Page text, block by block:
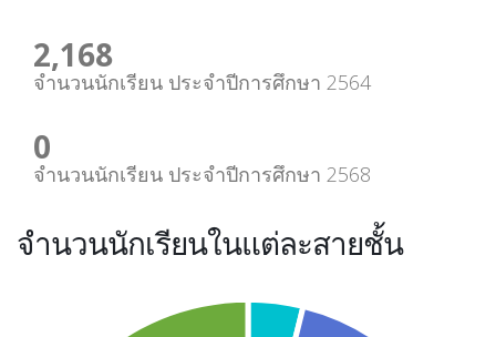
2,171
จำนวนนักเรียน ประจำปีการศึกษา 2564
0
จำนวนนักเรียน ประจำปีการศึกษา 2568
จำนวนนักเรียนในแต่ละสายชั้น